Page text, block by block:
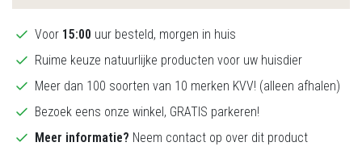
Voor 15:00 uur besteld, morgen in huis
Ruime keuze natuurlijke producten voor uw huisdier
Meer dan 100 soorten van 10 merken KVV! (alleen afhalen)
Bezoek eens onze winkel, GRATIS parkeren!
Meer informatie? Neem contact op over dit product